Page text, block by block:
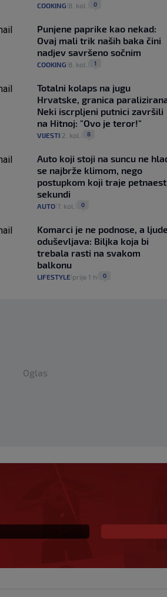
COOKING 8. kol. 0
Punjene paprike kao nekad:
Ovaj mali trik naših baka čini
nadjev savršeno sočnim
COOKING 8. kol. 1
Totalni kolaps na jugu
Hrvatske, granica
Neki iscrpljeni putnici završili
na Hitnoj: "Ovo je teror!"
VIJESTI| 2. kol. 8
Auto koji stoji na suncu ne
se najbrže klimom, nego
postupkom koji traje petnaest
sekundi
AUTO| 7. kol. 0
Komarci je ne podnose, a ljude
oduševljava: Biljka koja bi
trebala rasti na svakom
balkonu
LIFESTYLE| prije 1 h 0
Oglas